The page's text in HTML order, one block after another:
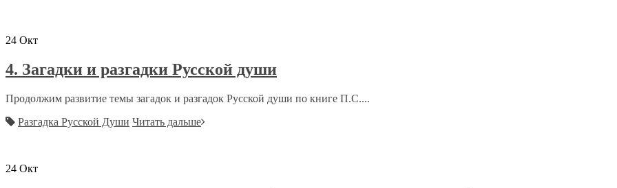
24 Окт
4. Загадки и разгадки Русской души
Продолжим развитие темы загадок и разгадок Русской души по книге П.С....
Разгадка Русской Души Читать дальше
24 Окт